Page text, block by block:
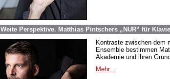
Weite Perspektive. Matthias Pintschers „NUR“ für
Kontraste zwischen dem
Ensemble bestimmen
Akademie und ihren
Mehr...